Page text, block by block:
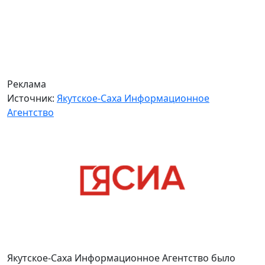
Реклама
Источник: Якутское-Саха Информационное
Агентство
Якутское-Саха Информационное Агентство было